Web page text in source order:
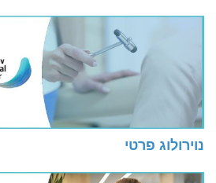
נוירולוג פרטי